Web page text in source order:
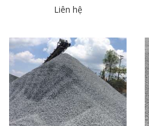
Liên hệ